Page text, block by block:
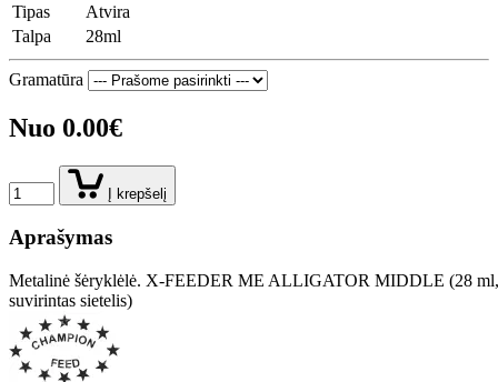
Tipas
Atvira
Talpa
28ml
Gramatūra
Nuo 0.00€
Į krepšelį
Aprašymas
Metalinė šėryklėlė. X-FEEDER ME ALLIGATOR MIDDLE (28
suvirintas sietelis)